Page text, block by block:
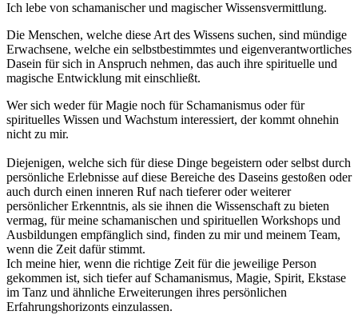
Ich lebe von schamanischer und magischer Wissensvermittlung.
Die Menschen, welche diese Art des Wissens suchen, sind mündige
Erwachsene, welche ein selbstbestimmtes und eigenverantwortliches
Dasein für sich in Anspruch nehmen, das auch ihre spirituelle und
magische Entwicklung mit einschließt.
Wer sich weder für Magie noch für Schamanismus oder für
spirituelles Wissen und Wachstum interessiert, der kommt ohnehin
nicht zu mir.
Diejenigen, welche sich für diese Dinge begeistern oder selbst durch
persönliche Erlebnisse auf diese Bereiche des Daseins gestoßen oder
auch durch einen inneren Ruf nach tieferer oder weiterer
persönlicher Erkenntnis, als sie ihnen die Wissenschaft zu bieten
vermag, für meine schamanischen und spirituellen Workshops und
Ausbildungen empfänglich sind, finden zu mir und meinem Team,
wenn die Zeit dafür stimmt.
Ich meine hier, wenn die richtige Zeit für die jeweilige Person
gekommen ist, sich tiefer auf Schamanismus, Magie, Spirit, Ekstase
im Tanz und ähnliche Erweiterungen ihres persönlichen
Erfahrungshorizonts einzulassen.